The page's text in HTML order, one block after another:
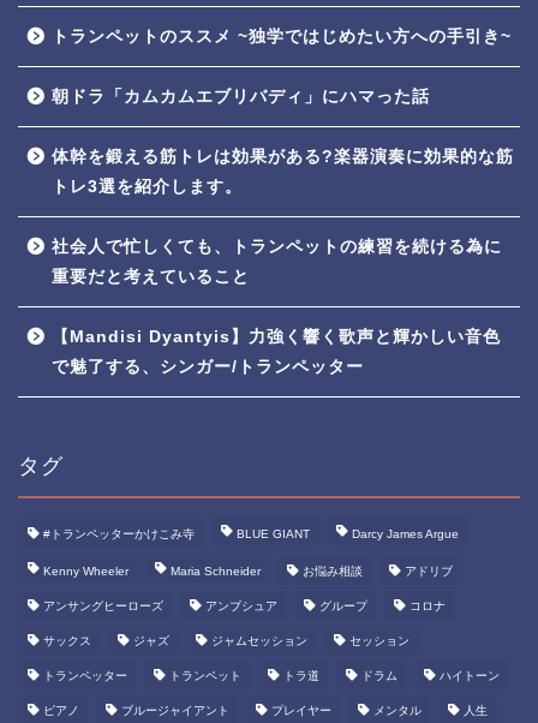
トランペットのススメ ~独学ではじめたい方への手引き~
朝ドラ「カムカムエブリバディ」にハマった話
体幹を鍛える筋トレは効果がある?楽器演奏に効果的な筋
トレ3選を紹介します。
社会人で忙しくても、トランペットの練習を続ける為に
重要だと考えていること
【Mandisi Dyantyis】力強く響く歌声と輝かしい音色
で魅了する、シンガー/トランペッター
タグ
#トランペッターかけこみ寺 BLUE GIANT Darcy James Argue
Kenny Wheeler Maria Schneider お悩み相談 アドリブ
アンサングヒーローズ アンブシュア グループ コロナ
サックス ジャズ ジャムセッション セッション
トランペッター トランペット トラ道 ドラム ハイトーン
ピアノ ブルージャイアント プレイヤー メンタル 人生